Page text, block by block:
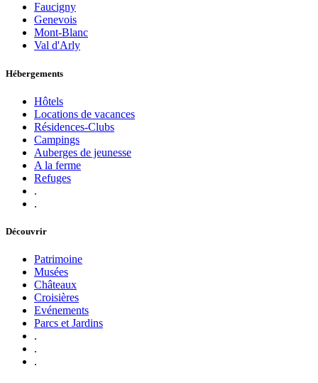
Faucigny
Genevois
Mont-Blanc
Val d'Arly
Hébergements
Hôtels
Locations de vacances
Résidences-Clubs
Campings
Auberges de jeunesse
A la ferme
Refuges
.
.
Découvrir
Patrimoine
Musées
Châteaux
Croisières
Evénements
Parcs et Jardins
.
.
.